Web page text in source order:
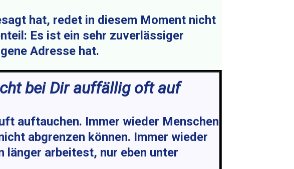
hat, redet in diesem Moment nicht
Es ist ein sehr zuverlässiger
Adresse hat.
bei Dir auffällig oft auf
auftauchen. Immer wieder Menschen
abgrenzen können. Immer wieder
länger arbeitest, nur eben unter